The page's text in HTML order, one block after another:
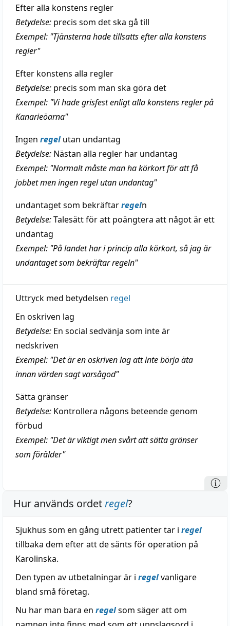
Efter alla konstens regler
Betydelse: precis som det ska gå till
Exempel: "Tjänsterna hade tillsatts efter alla konstens
regler"
Efter konstens alla regler
Betydelse: precis som man ska göra det
Exempel: "Vi hade grisfest enligt alla konstens regler på
Kanarieöarna"
Ingen regelutan undantag
Betydelse: Nästan alla regler har undantag
Exempel: "Normalt måste man ha körkort för att få
jobbet men ingen regel utan undantag"
undantaget som bekräftarregeln
Betydelse:Talesätt för att poängtera att något är ett
undantag
Exempel: "På landet har i princip alla körkort, så jag är
undantaget som bekräftar regeln"
Uttryck med betydelsen regel
En oskriven lag
Betydelse: En social sedvänja som inte är
nedskriven
Exempel: "Det är en oskriven lag att inte börja äta
innan värden sagt varsågod"
Sätta gränser
Betydelse: Kontrollera någons beteende genom
förbud
Exempel: "Det är viktigt men svårt att sätta gränser
som förälder"
Hur används ordetregel?
Sjukhus som en gång utrett patienter tar i regel
tillbaka dem efter att de sänts för operation på
Karolinska.
Den typen av utbetalningar är i regelvanligare
bland små företag.
Nu har man bara en regelsom säger att om